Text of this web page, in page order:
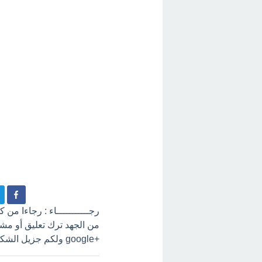
رجـــــــــــاء : رجاءا
+google ولكم جزيل الشكر